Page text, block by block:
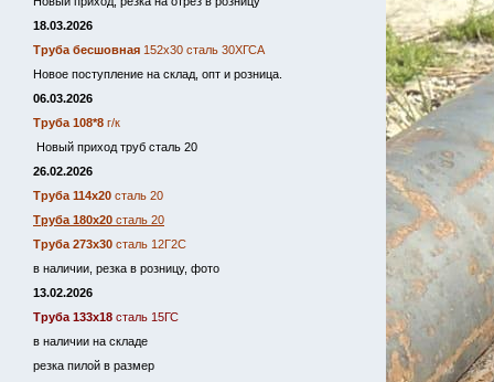
18.03.2026
Труба бесшовная 152х30 сталь 30ХГСА
Новое поступление на склад, опт и розница.
06.03.2026
Труба 108*8 г/к
Новый приход труб сталь 20
26.02.2026
Труба 114х20 сталь 20
Труба 180х20 сталь 20
Труба 273х30 сталь 12Г2С
в наличии, резка в розницу, фото
13.02.2026
Труба 133х18 сталь 15ГС
в наличии на складе
резка пилой в размер